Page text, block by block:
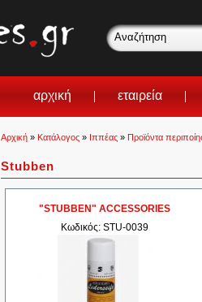
αρχική εταιρεία
Αρχική » Κατάλογος » Ιππέας » Προϊόντα
Stubben
"STUBBEN" ACCESSORIES
Κωδικός: STU-0039